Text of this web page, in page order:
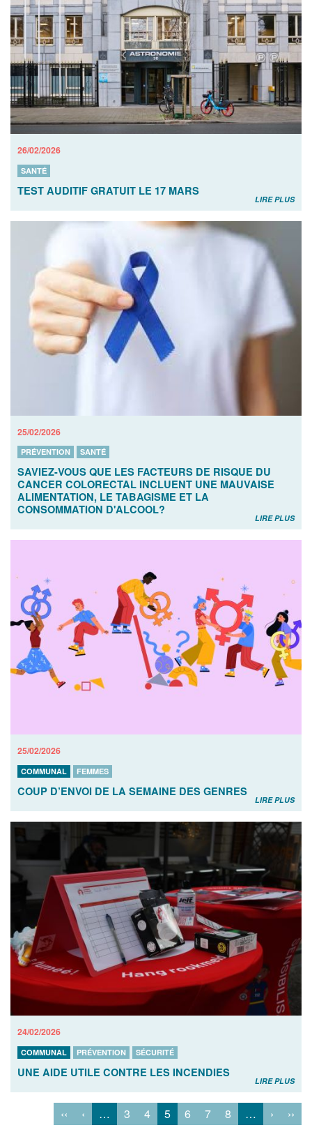
26/02/2026
SANTÉ
TEST AUDITIF GRATUIT LE 17 MARS
LIRE PLUS
25/02/2026
PRÉVENTION SANTÉ
SAVIEZ-VOUS QUE LES FACTEURS DE RISQUE DU
CANCER COLORECTAL INCLUENT UNE MAUVAISE
ALIMENTATION, LE TABAGISME ET LA
CONSOMMATION D'ALCOOL?
LIRE PLUS
25/02/2026
COMMUNAL FEMMES
COUP D’ENVOI DE LA SEMAINE DES GENRES
LIRE PLUS
24/02/2026
COMMUNAL PRÉVENTION SÉCURITÉ
UNE AIDE UTILE CONTRE LES INCENDIES
LIRE PLUS
‹‹ ‹ … 3 4 5 6 7 8 … › ››